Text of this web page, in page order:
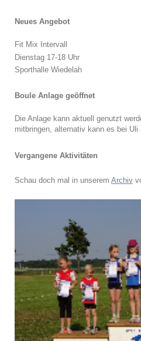
Neues Angebot
Fit Mix Intervall
Dienstag 17-18 Uhr
Sporthalle Wiedelah
Boule Anlage geöffnet
Die Anlage kann aktuell genutzt
mitbringen, alternativ kann es bei Uli
Vergangene Aktivitäten
Schau doch mal in unserem Archiv